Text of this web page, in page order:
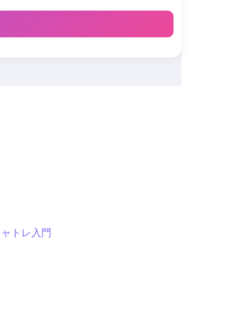
トレ入門